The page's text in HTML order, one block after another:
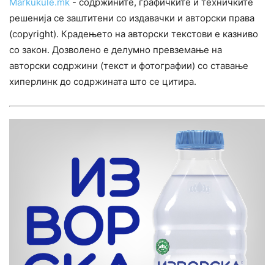
решенија се заштитени со издавачки и авторски права
(copyright). Крадењето на авторски текстови е казниво
со закон. Дозволено е делумно превземање на
авторски содржини (текст и фотографии) со ставање
хиперлинк до содржината што се цитира.